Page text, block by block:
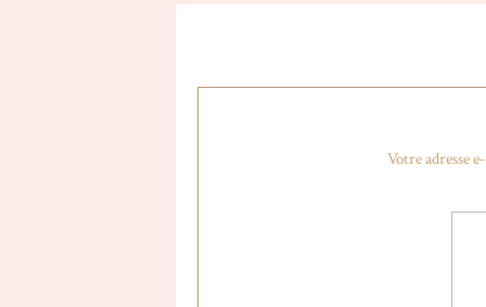
Votre adresse